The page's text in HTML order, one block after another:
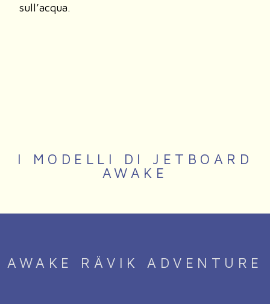
sull’acqua.
I MODELLI DI JETBOARD
AWAKE
AWAKE RÄVIK ADVENTURE